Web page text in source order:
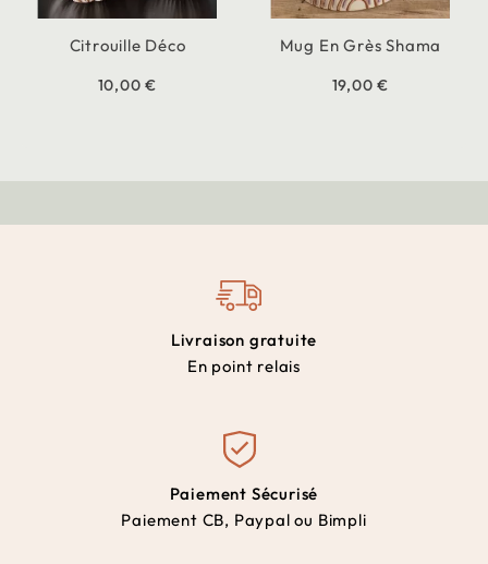
Citrouille Déco
10,00 €
Mug En Grès Shama
19,00 €
Livraison gratuite
En point relais
Paiement Sécurisé
Paiement CB, Paypal ou Bimpli